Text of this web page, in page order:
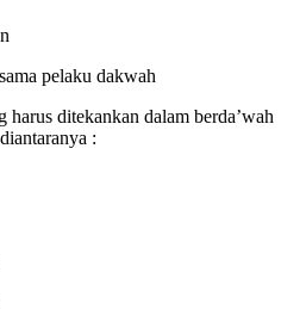
pelaku dakwah
ditekankan dalam berda’wah
: